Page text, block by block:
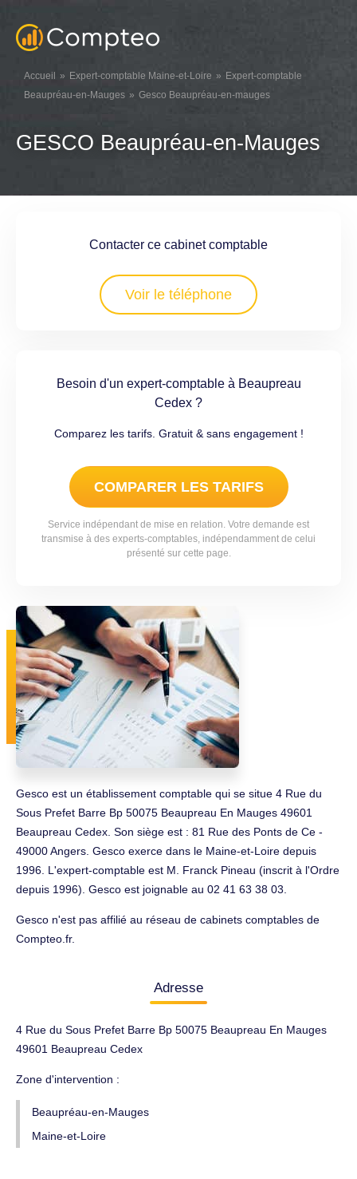
Accueil Expert-comptable Maine-et-Loire
Expert-comptable
Beaupréau-en-Mauges
Gesco Beaupréau-en-mauges
GESCO Beaupréau-en-Mauges
Contacter ce cabinet comptable
Voir le téléphone
Besoin d'un expert-comptable à Beaupreau
Cedex ?
Comparez les tarifs. Gratuit & sans engagement !
COMPARER LES TARIFS
Service indépendant de mise en relation. Votre demande est
transmise à des experts-comptables, indépendamment de celui
présenté sur cette page.
Gesco est un établissement comptable qui se situe 4 Rue du
Sous Prefet Barre Bp 50075 Beaupreau En Mauges 49601
Beaupreau Cedex. Son siège est : 81 Rue des Ponts de Ce -
49000 Angers. Gesco exerce dans le Maine-et-Loire depuis
1996. L'expert-comptable est M. Franck Pineau (inscrit à l'Ordre
depuis 1996). Gesco est joignable au 02 41 63 38 03.
Gesco n'est pas affilié au réseau de cabinets comptables de
Compteo.fr.
Adresse
4 Rue du Sous Prefet Barre Bp 50075 Beaupreau En Mauges
49601 Beaupreau Cedex
Zone d'intervention :
Beaupréau-en-Mauges
Maine-et-Loire